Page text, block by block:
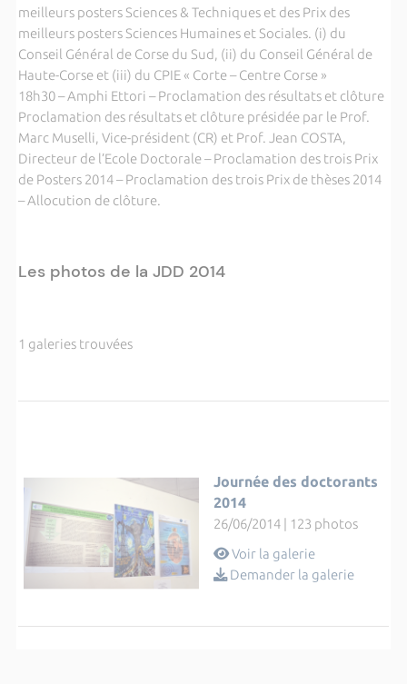
meilleurs posters Sciences & Techniques et des Prix des
meilleurs posters Sciences Humaines et Sociales. (i) du
Conseil Général de Corse du Sud, (ii) du Conseil Général de
Haute-Corse et (iii) du CPIE « Corte – Centre Corse »
18h30 – Amphi Ettori – Proclamation des résultats et clôture
Proclamation des résultats et clôture présidée par le Prof.
Marc Muselli, Vice-président (CR) et Prof. Jean COSTA,
Directeur de l’Ecole Doctorale – Proclamation des trois Prix
de Posters 2014 – Proclamation des trois Prix de thèses 2014
– Allocution de clôture.
Les photos de la JDD 2014
1 galeries trouvées
Journée des doctorants
2014
26/06/2014 | 123 photos
Voir la galerie
Demander la galerie